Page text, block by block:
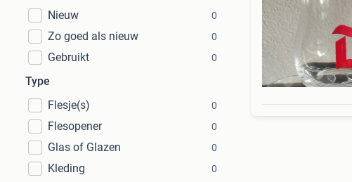
Nieuw
0
Zo goed als nieuw 0
Gebruikt 0
Type
Flesje(s)
0
Flesopener 0
Glas of Glazen 0
Kleding 0